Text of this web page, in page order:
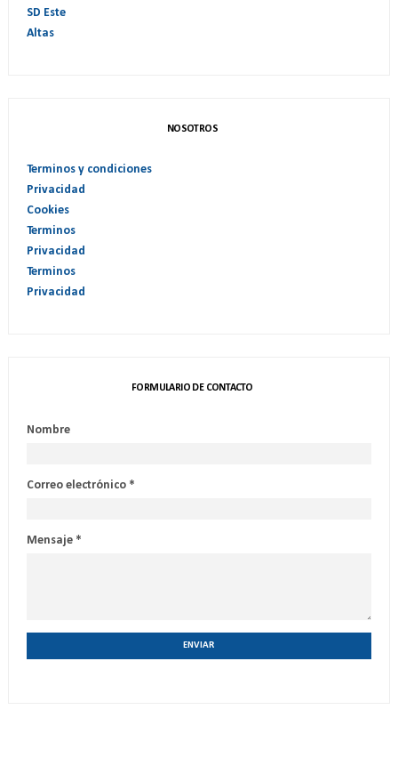
SD Este
Altas
NOSOTROS
Terminos y condiciones
Privacidad
Cookies
Terminos
Privacidad
Terminos
Privacidad
FORMULARIO DE CONTACTO
Nombre
Correo electrónico *
Mensaje *